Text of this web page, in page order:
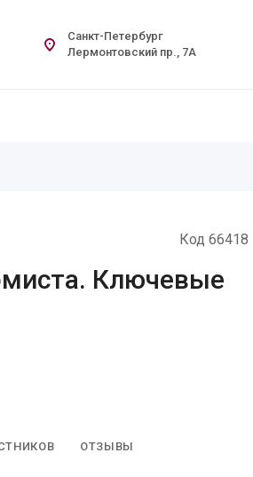
Санкт-Петербург
Лермонтовский пр., 7А
Код 66418
Ключевые
ОТЗЫВЫ